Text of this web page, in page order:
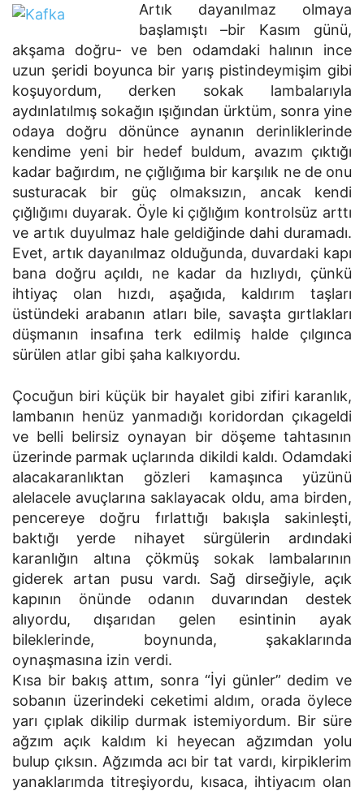
Artık dayanılmaz olmaya
başlamıştı –bir Kasım günü,
akşama doğru- ve ben odamdaki halının ince
uzun şeridi boyunca bir yarış pistindeymişim gibi
koşuyordum, derken sokak lambalarıyla
aydınlatılmış sokağın ışığından ürktüm, sonra yine
odaya doğru dönünce aynanın derinliklerinde
kendime yeni bir hedef buldum, avazım çıktığı
kadar bağırdım, ne çığlığıma bir karşılık ne de onu
susturacak bir güç olmaksızın, ancak kendi
çığlığımı duyarak. Öyle ki çığlığım kontrolsüz arttı
ve artık duyulmaz hale geldiğinde dahi duramadı.
Evet, artık dayanılmaz olduğunda, duvardaki kapı
bana doğru açıldı, ne kadar da hızlıydı, çünkü
ihtiyaç olan hızdı, aşağıda, kaldırım taşları
üstündeki arabanın atları bile, savaşta gırtlakları
düşmanın insafına terk edilmiş halde çılgınca
sürülen atlar gibi şaha kalkıyordu.
Çocuğun biri küçük bir hayalet gibi zifiri karanlık,
lambanın henüz yanmadığı koridordan çıkageldi
ve belli belirsiz oynayan bir döşeme tahtasının
üzerinde parmak uçlarında dikildi kaldı. Odamdaki
alacakaranlıktan gözleri kamaşınca yüzünü
alelacele avuçlarına saklayacak oldu, ama birden,
pencereye doğru fırlattığı bakışla sakinleşti,
baktığı yerde nihayet sürgülerin ardındaki
karanlığın altına çökmüş sokak lambalarının
giderek artan pusu vardı. Sağ dirseğiyle, açık
kapının önünde odanın duvarından destek
alıyordu, dışarıdan gelen esintinin ayak
bileklerinde, boynunda, şakaklarında
oynaşmasına izin verdi.
Kısa bir bakış attım, sonra “İyi günler” dedim ve
sobanın üzerindeki ceketimi aldım, orada öylece
yarı çıplak dikilip durmak istemiyordum. Bir süre
ağzım açık kaldım ki heyecan ağzımdan yolu
bulup çıksın. Ağzımda acı bir tat vardı, kirpiklerim
yanaklarımda titreşiyordu, kısaca, ihtiyacım olan